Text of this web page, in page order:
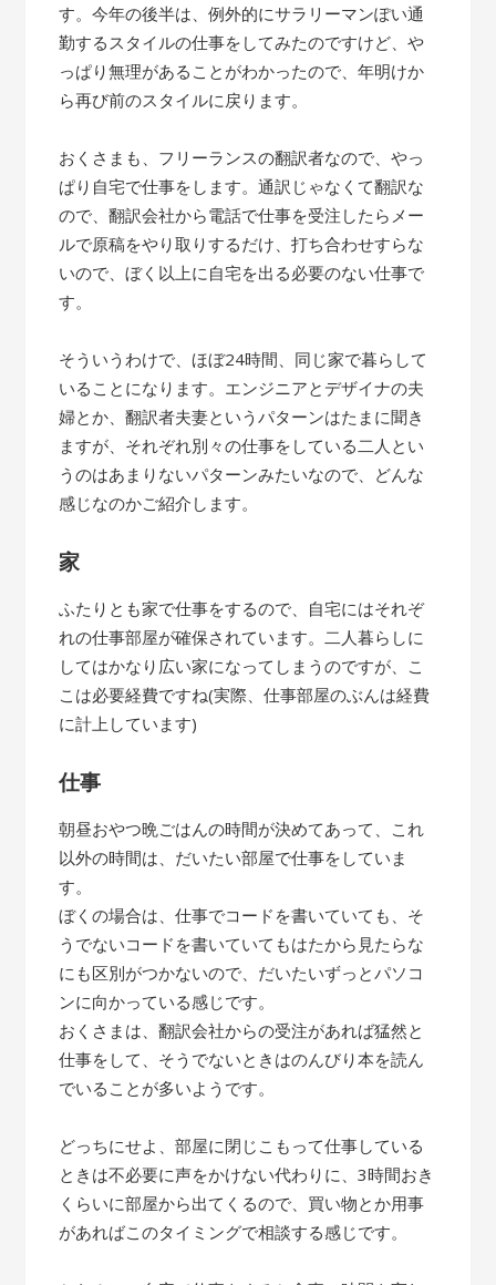
す。今年の後半は、例外的にサラリーマンぽい通
勤するスタイルの仕事をしてみたのですけど、や
っぱり無理があることがわかったので、年明けか
ら再び前のスタイルに戻ります。
おくさまも、フリーランスの翻訳者なので、やっ
ぱり自宅で仕事をします。通訳じゃなくて翻訳な
ので、翻訳会社から電話で仕事を受注したらメー
ルで原稿をやり取りするだけ、打ち合わせすらな
いので、ぼく以上に自宅を出る必要のない仕事で
す。
そういうわけで、ほぼ24時間、同じ家で暮らして
いることになります。エンジニアとデザイナの夫
婦とか、翻訳者夫妻というパターンはたまに聞き
ますが、それぞれ別々の仕事をしている二人とい
うのはあまりないパターンみたいなので、どんな
感じなのかご紹介します。
家
ふたりとも家で仕事をするので、自宅にはそれぞ
れの仕事部屋が確保されています。二人暮らしに
してはかなり広い家になってしまうのですが、こ
こは必要経費ですね(実際、仕事部屋のぶんは経費
に計上しています)
仕事
朝昼おやつ晩ごはんの時間が決めてあって、これ
以外の時間は、だいたい部屋で仕事をしていま
す。
ぼくの場合は、仕事でコードを書いていても、そ
うでないコードを書いていてもはたから見たらな
にも区別がつかないので、だいたいずっとパソコ
ンに向かっている感じです。
おくさまは、翻訳会社からの受注があれば猛然と
仕事をして、そうでないときはのんびり本を読ん
でいることが多いようです。
どっちにせよ、部屋に閉じこもって仕事している
ときは不必要に声をかけない代わりに、3時間おき
くらいに部屋から出てくるので、買い物とか用事
があればこのタイミングで相談する感じです。